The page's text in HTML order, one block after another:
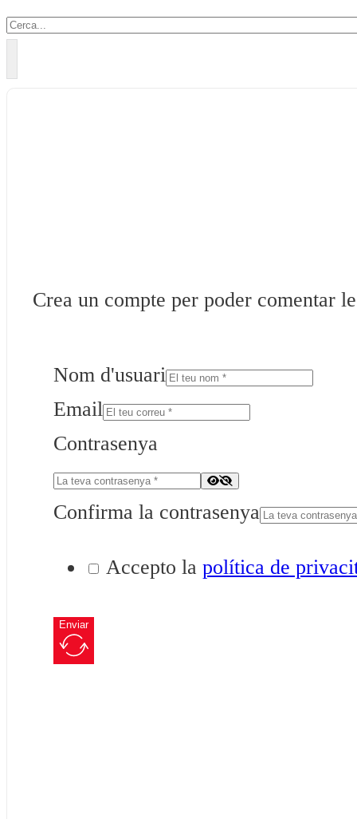
Crea un compte per poder comentar
Nom d'usuari
Email
Contrasenya
Confirma la contrasenya
Accepto la política de
Enviar